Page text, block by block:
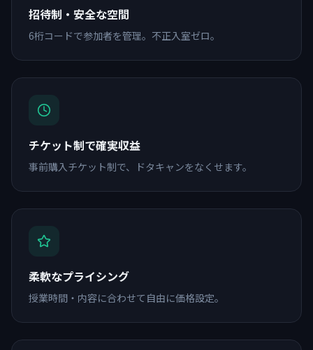
招待制・安全な空間
6桁コードで参加者を管理。不正入室ゼロ。
チケット制で確実収益
事前購入チケット制で、ドタキャンをなくせます。
柔軟なプライシング
授業時間・内容に合わせて自由に価格設定。